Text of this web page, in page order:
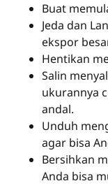
Buat
Jeda dan
ekspor
Hentikan
Salin
ukurannya
andal.
Unduh
agar bisa
Bersihkan
Anda bisa